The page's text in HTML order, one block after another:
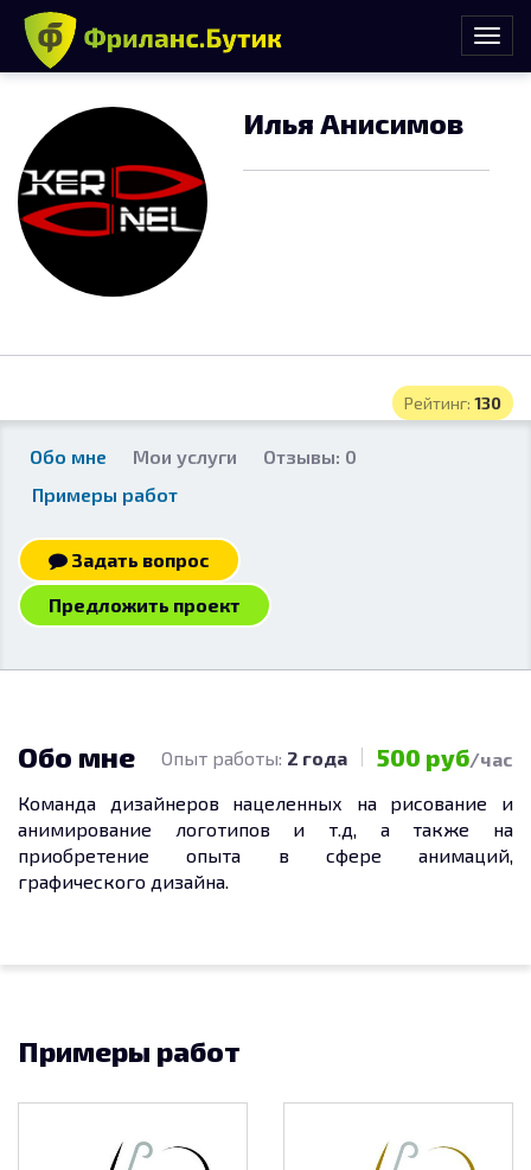
Илья Анисимов
Рейтинг: 130
Обо мне Мои услуги
Отзывы: 0
Примеры работ
Задать вопрос
Предложить проект
Обо мне Опыт работы: 2 года 500 руб/час
Команда дизайнеров нацеленных на рисование и
анимирование логотипов и т.д, а также на
приобретение опыта в сфере анимаций,
графического дизайна.
Примеры работ